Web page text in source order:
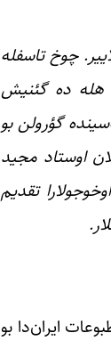
چوخ تاسفله
هله ده گئنیش
گؤرولن بو
اوستاد مجید
تقدیم
ایران‌دا بو